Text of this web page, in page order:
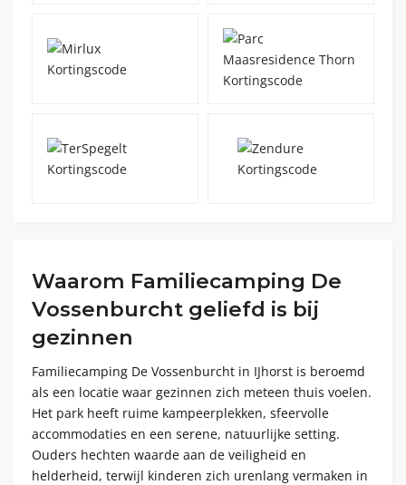
Waarom Familiecamping De
Vossenburcht geliefd is bij
gezinnen
Familiecamping De Vossenburcht in IJhorst is beroemd
als een locatie waar gezinnen zich meteen thuis voelen.
Het park heeft ruime kampeerplekken, sfeervolle
accommodaties en een serene, natuurlijke setting.
Ouders hechten waarde aan de veiligheid en
helderheid, terwijl kinderen zich urenlang vermaken in